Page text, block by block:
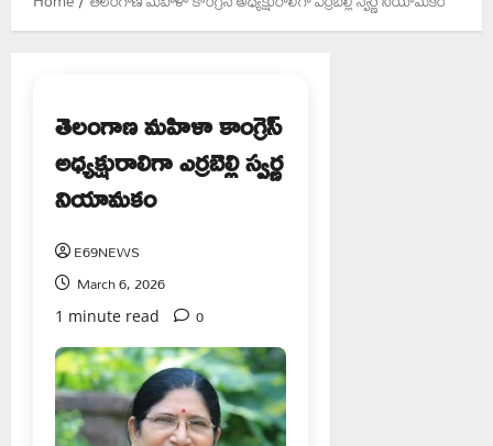
తెలంగాణ మహిళా కాంగ్రెస్
అధ్యక్షురాలిగా ఎర్రబెల్లి స్వర్ణ
నియామకం
E69NEWS
March 6, 2026
1 minute read 0